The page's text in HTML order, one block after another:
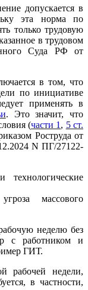
допускается в
эта норма по
только трудовую
в трудовом
Суда РФ от
в том, что
по инициативе
применять в
. Это значит, что
(части 1 , 5 ст.
Роструда от
N ПГ/27122-
технологические
массового
неделю без
с работником и
ГИТ.
рабочей недели,
в частности,